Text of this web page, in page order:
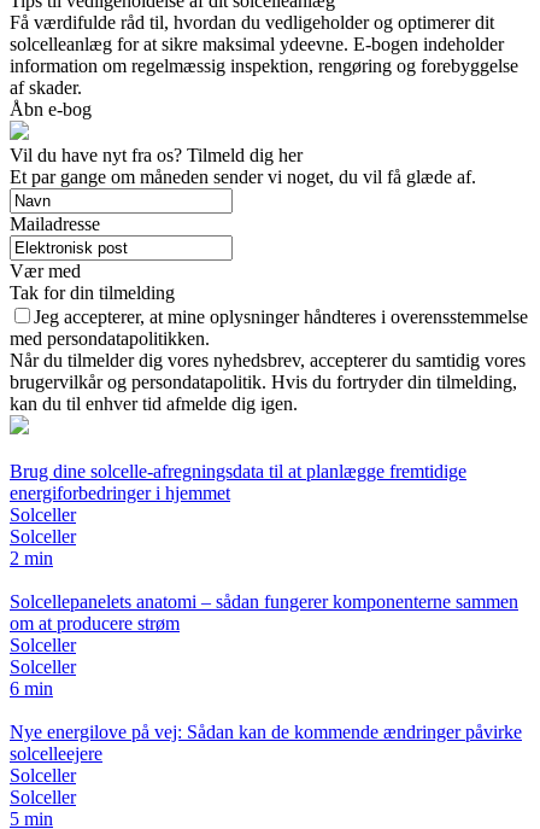
Få værdifulde råd til, hvordan du vedligeholder og optimerer dit
solcelleanlæg for at sikre maksimal ydeevne. E-bogen indeholder
information om regelmæssig inspektion, rengøring og forebyggelse
af skader.
Åbn e-bog
Vil du have nyt fra os? Tilmeld dig her
Et par gange om måneden sender vi noget, du vil få glæde af.
Mailadresse
Vær med
Tak for din tilmelding
Jeg accepterer, at mine oplysninger håndteres i overensstemmelse
med persondatapolitikken.
Når du tilmelder dig vores nyhedsbrev, accepterer du samtidig vores
brugervilkår og persondatapolitik. Hvis du fortryder din tilmelding,
kan du til enhver tid afmelde dig igen.
Brug dine solcelle-afregningsdata til at planlægge fremtidige
energiforbedringer i hjemmet
Solceller
Solceller
2 min
Solcellepanelets anatomi – sådan fungerer komponenterne sammen
om at producere strøm
Solceller
Solceller
6 min
Nye energilove på vej: Sådan kan de kommende ændringer påvirke
solcelleejere
Solceller
Solceller
5 min